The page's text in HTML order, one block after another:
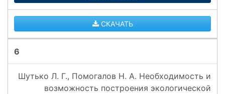
СКАЧАТЬ
6
Шутько Л. Г., Помогалов Н. А. Необходимость и
возможность построения экологической